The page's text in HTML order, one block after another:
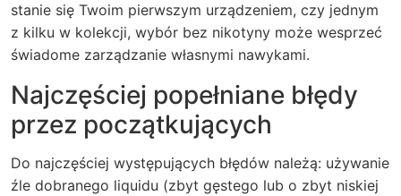
stanie się Twoim pierwszym urządzeniem, czy jednym
z kilku w kolekcji, wybór bez nikotyny może wesprzeć
świadome zarządzanie własnymi nawykami.
Najczęściej popełniane błędy
przez początkujących
Do najczęściej występujących błędów należą: używanie
źle dobranego liquidu (zbyt gęstego lub o zbyt niskiej